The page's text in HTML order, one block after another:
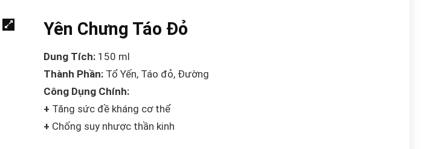
Yên Chưng Táo Đỏ
Dung Tích: 150 ml
Thành Phần: Tổ Yến, Táo đỏ, Đường
Công Dụng Chính:
+ Tăng sức đề kháng cơ thể
+ Chống suy nhược thần kinh